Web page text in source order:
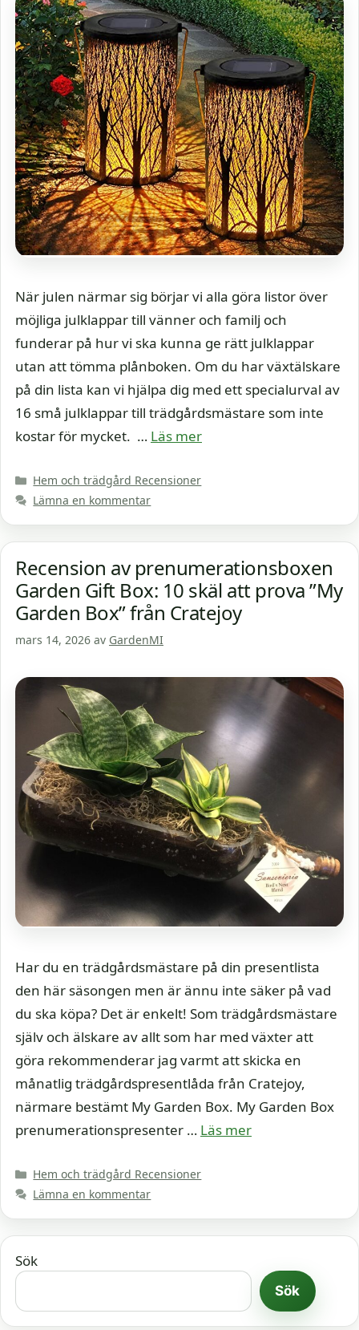
När julen närmar sig börjar vi alla göra listor över
möjliga julklappar till vänner och familj och
funderar på hur vi ska kunna ge rätt julklappar
utan att tömma plånboken. Om du har växtälskare
på din lista kan vi hjälpa dig med ett specialurval av
16 små julklappar till trädgårdsmästare som inte
kostar för mycket. … Läs mer
Kategorier
Hem och trädgård Recensioner
Lämna en kommentar
Recension av prenumerationsboxen
Garden Gift Box: 10 skäl att prova ”My
Garden Box” från Cratejoy
mars 14, 2026 av GardenMI
Har du en trädgårdsmästare på din presentlista
den här säsongen men är ännu inte säker på vad
du ska köpa? Det är enkelt! Som trädgårdsmästare
själv och älskare av allt som har med växter att
göra rekommenderar jag varmt att skicka en
månatlig trädgårdspresentlåda från Cratejoy,
närmare bestämt My Garden Box. My Garden Box
prenumerationspresenter … Läs mer
Kategorier
Hem och trädgård Recensioner
Lämna en kommentar
Sök
Sök